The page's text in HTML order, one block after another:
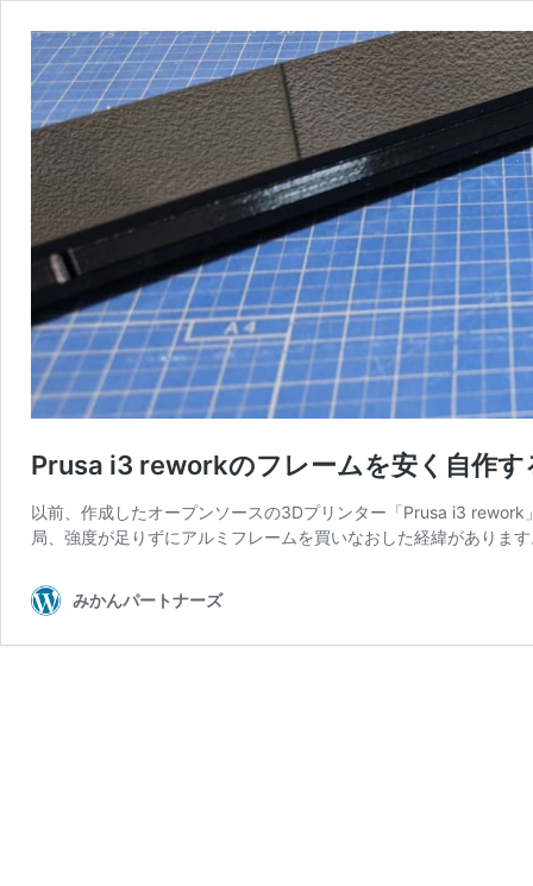
Prusa i3 reworkのフレームを安く自作す
以前、作成したオープンソースの3Dプリンター「Prusa i3
局、強度が足りずにアルミフレームを買いなおした経緯がありま
みかんパートナーズ